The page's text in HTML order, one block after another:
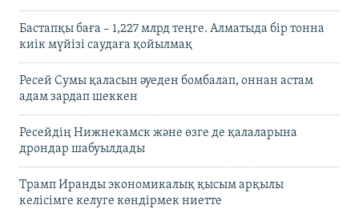
Бастапқы баға – 1,227 млрд теңге. Алматыда бір тонна
киік мүйізі саудаға қойылмақ
Ресей Сумы қаласын әуеден бомбалап, оннан астам
адам зардап шеккен
Ресейдің Нижнекамск және өзге де қалаларына
дрондар шабуылдады
Трамп Иранды экономикалық қысым арқылы
келісімге келуге көндірмек ниетте